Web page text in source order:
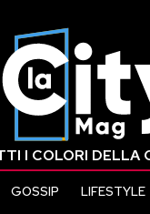
I COLORI DELLA
GOSSIP LIFESTYLE